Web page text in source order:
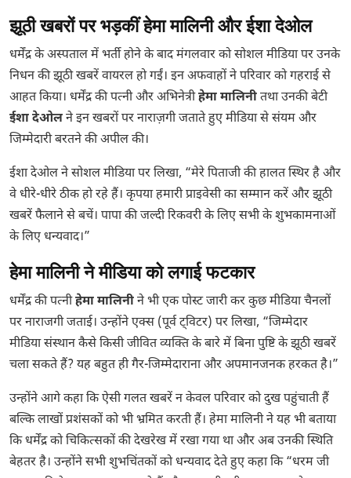
झूठी खबरों पर भड़कीं हेमा मालिनी और ईशा देओल
धर्मेंद्र के अस्पताल में भर्ती होने के बाद मंगलवार को सोशल मीडिया पर उनके
निधन की झूठी खबरें वायरल हो गईं। इन अफवाहों ने परिवार को गहराई से
आहत किया। धर्मेंद्र की पत्नी और अभिनेत्रीहेमा मालिनीतथा उनकी बेटी
ईशा देओलने इन खबरों पर नाराज़गी जताते हुए मीडिया से संयम और
जिम्मेदारी बरतने की अपील की।
ईशा देओल ने सोशल मीडिया पर लिखा, “मेरे पिताजी की हालत स्थिर है और
वे धीरे-धीरे ठीक हो रहे हैं। कृपया हमारी प्राइवेसी का सम्मान करें और झूठी
खबरें फैलाने से बचें। पापा की जल्दी रिकवरी के लिए सभी के शुभकामनाओं
के लिए धन्यवाद।”
हेमा मालिनी ने मीडिया को लगाई फटकार
धर्मेंद्र की पत्नीहेमा मालिनीने भी एक पोस्ट जारी कर कुछ मीडिया चैनलों
पर नाराजगी जताई। उन्होंने एक्स (पूर्व ट्विटर) पर लिखा, “जिम्मेदार
मीडिया संस्थान कैसे किसी जीवित व्यक्ति के बारे में बिना पुष्टि के झूठी खबरें
चला सकते हैं? यह बहुत ही गैर-जिम्मेदाराना और अपमानजनक हरकत है।”
उन्होंने आगे कहा कि ऐसी गलत खबरें न केवल परिवार को दुख पहुंचाती हैं
बल्कि लाखों प्रशंसकों को भी भ्रमित करती हैं। हेमा मालिनी ने यह भी बताया
कि धर्मेंद्र को चिकित्सकों की देखरेख में रखा गया था और अब उनकी स्थिति
बेहतर है। उन्होंने सभी शुभचिंतकों को धन्यवाद देते हुए कहा कि “धरम जी